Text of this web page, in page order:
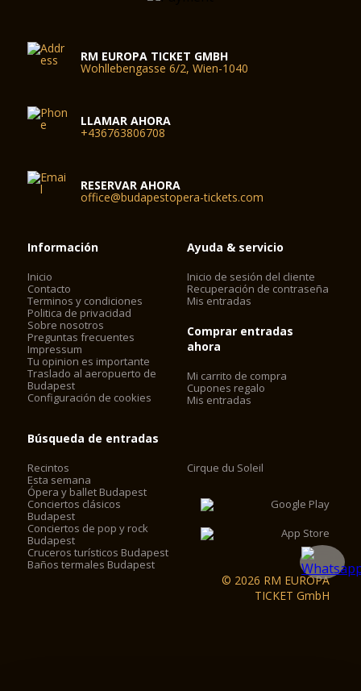
RM EUROPA TICKET GMBH
Wohllebengasse 6/2, Wien-1040
LLAMAR AHORA
+436763806708
RESERVAR AHORA
office@budapestopera-tickets.com
Información
Inicio
Contacto
Terminos y condiciones
Politica de privacidad
Sobre nosotros
Preguntas frecuentes
Impressum
Tu opinion es importante
Traslado al aeropuerto de
Budapest
Configuración de cookies
Ayuda & servicio
Inicio de sesión del cliente
Recuperación de contraseña
Mis entradas
Comprar entradas
ahora
Mi carrito de compra
Cupones regalo
Mis entradas
Búsqueda de entradas
Recintos
Esta semana
Ópera y ballet Budapest
Conciertos clásicos
Budapest
Conciertos de pop y rock
Budapest
Cruceros turísticos Budapest
Baños termales Budapest
Cirque du Soleil
© 2026 RM EUROPA
TICKET GmbH